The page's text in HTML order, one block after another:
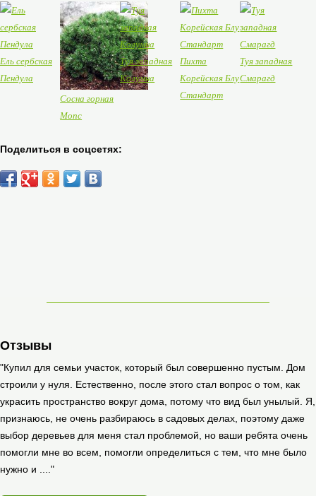
Ель сербская
Пендула
Сосна горная
Мопс
Туя западная
Колумна
Пихта
Корейская Блу
Стандарт
Туя западная
Смарагд
Поделиться в соцсетях:
Отзывы
"Купил для семьи участок, который был совершенно пустым. Дом
строили у нуля. Естественно, после этого стал вопрос о том, как
украсить пространство вокруг дома, потому что вид был унылый. Я,
признаюсь, не очень разбираюсь в садовых делах, поэтому даже
выбор деревьев для меня стал проблемой, но ваши ребята очень
помогли мне во всем, помогли определиться с тем, что мне было
нужно и ...."